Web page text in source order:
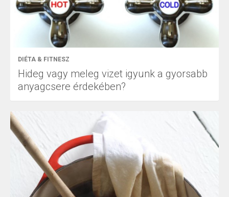
DIÉTA & FITNESZ
Hideg vagy meleg vizet igyunk a gyorsabb
anyagcsere érdekében?